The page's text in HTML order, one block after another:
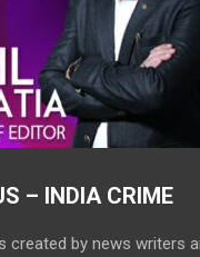
– INDIA CRIME
created by news writers